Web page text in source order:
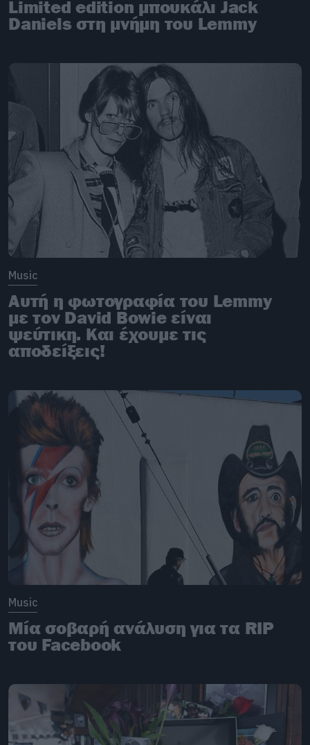
Limited edition μπουκάλι Jack
Daniels στη μνήμη του Lemmy
Music
Αυτή η φωτογραφία του Lemmy
με τον David Bowie είναι
ψεύτικη. Και έχουμε τις
αποδείξεις!
Music
Μία σοβαρή ανάλυση για τα RIP
του Facebook